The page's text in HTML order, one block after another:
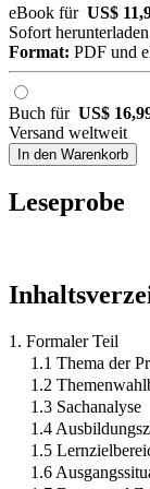
eBook für US$
Sofort
Format: PDF und
Buch für US$
Versand weltweit
In den Warenkorb
Leseprobe
1. Formaler Teil
1.1 Thema der
1.2
1.3 Sachanalyse
1.4
1.5
1.6